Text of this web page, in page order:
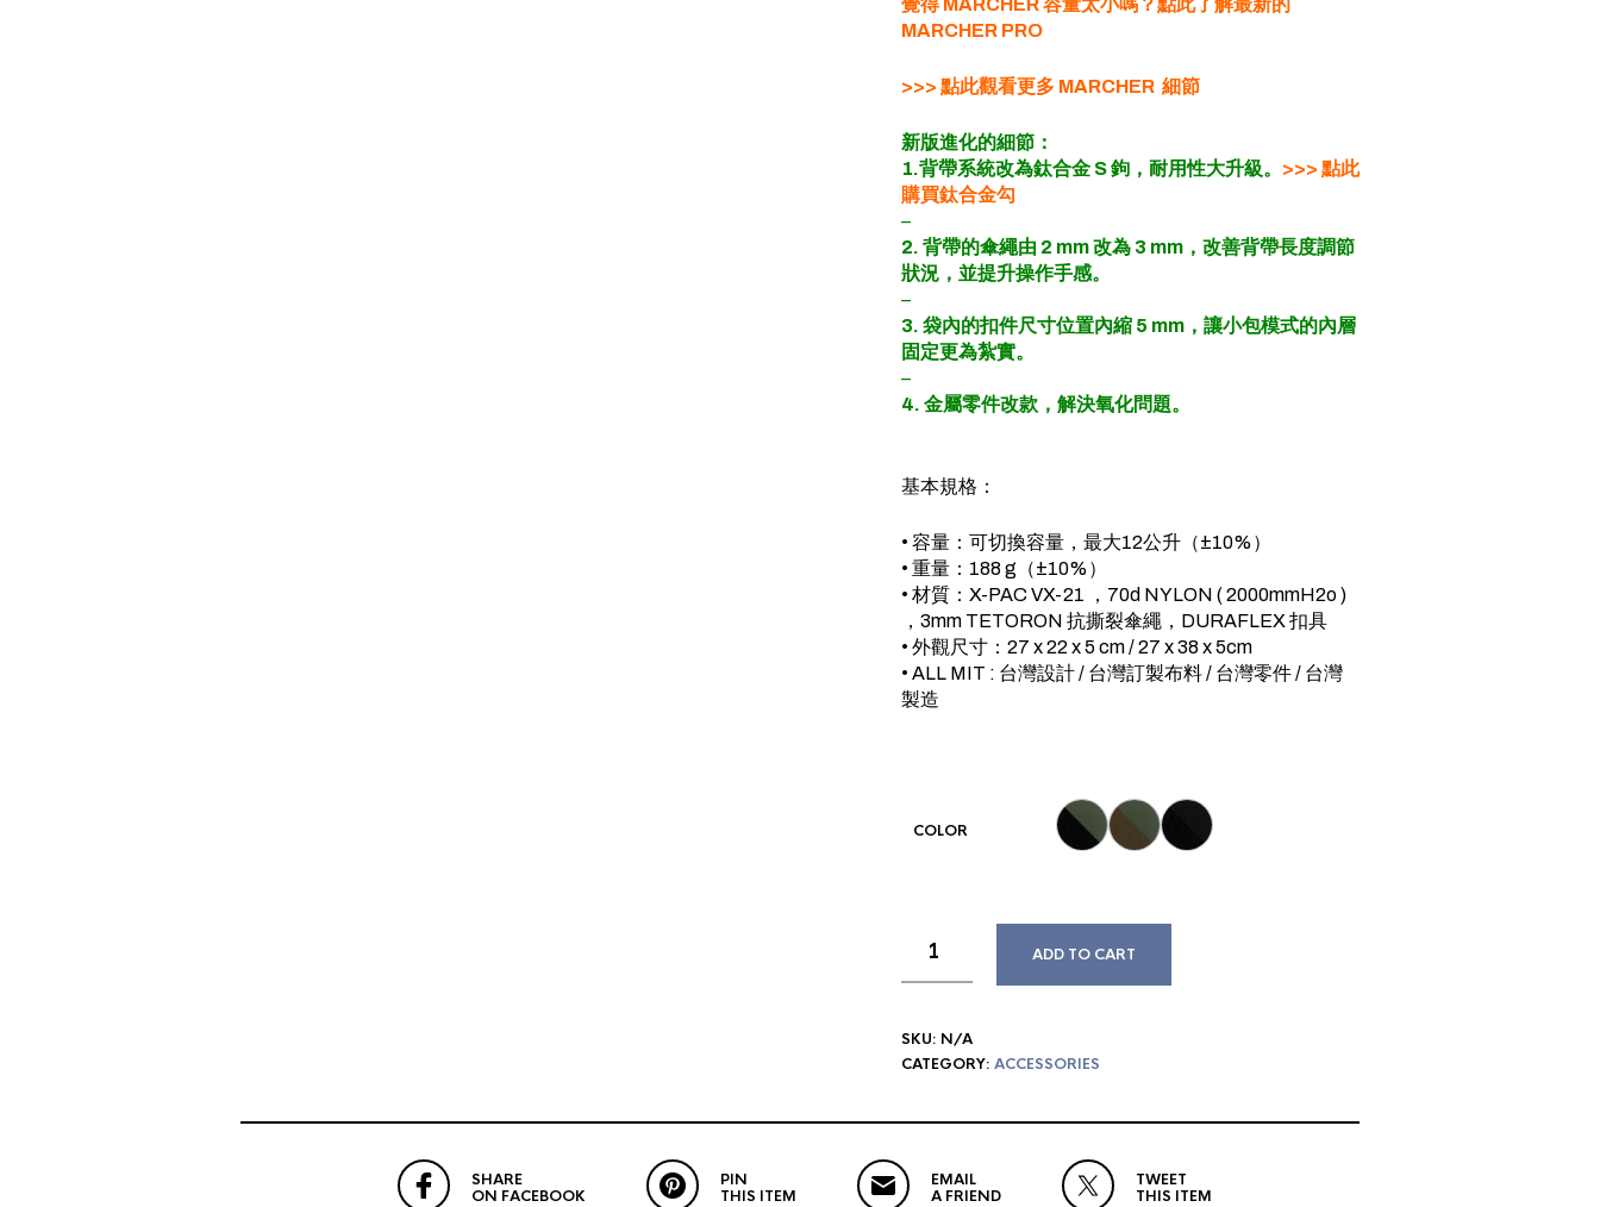
MARCHER PRO
>>> 點此觀看更多 MARCHER 細節
新版進化的細節：
1.背帶系統改為鈦合金 S 鉤，耐用性大升級。 >>> 點此
購買鈦合金勾
–
2. 背帶的傘繩由 2 mm 改為 3 mm，改善背帶長度調節
狀況，並提升操作手感。
–
3. 袋內的扣件尺寸位置內縮 5 mm，讓小包模式的內層
固定更為紮實。
–
4. 金屬零件改款，解決氧化問題。
基本規格：
• 容量：可切換容量，最大12公升（±10%）
• 重量：188 g（±10%）
• 材質：X-PAC VX-21 ，70d NYLON ( 2000mmH2o )
，3mm TETORON 抗撕裂傘繩，DURAFLEX 扣具
• 外觀尺寸：27 x 22 x 5 cm / 27 x 38 x 5cm
• ALL MIT : 台灣設計 / 台灣訂製布料 / 台灣零件 / 台灣
製造
COLOR
ADD TO CART
SKU: N/A
CATEGORY: ACCESSORIES
SHARE
ON FACEBOOK
PIN
THIS ITEM
EMAIL
A FRIEND
TWEET
THIS ITEM